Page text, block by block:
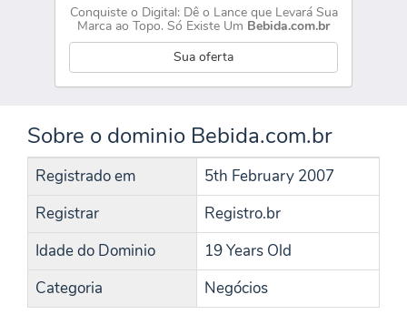
Conquiste o Digital: Dê o Lance que Levará Sua
Marca ao Topo. Só Existe Um Bebida.com.br
Sua oferta
Sobre o dominio Bebida.com.br
Registrado em
5th February 2007
Registrar
Registro.br
Idade do Dominio
19 Years Old
Categoria
Negócios